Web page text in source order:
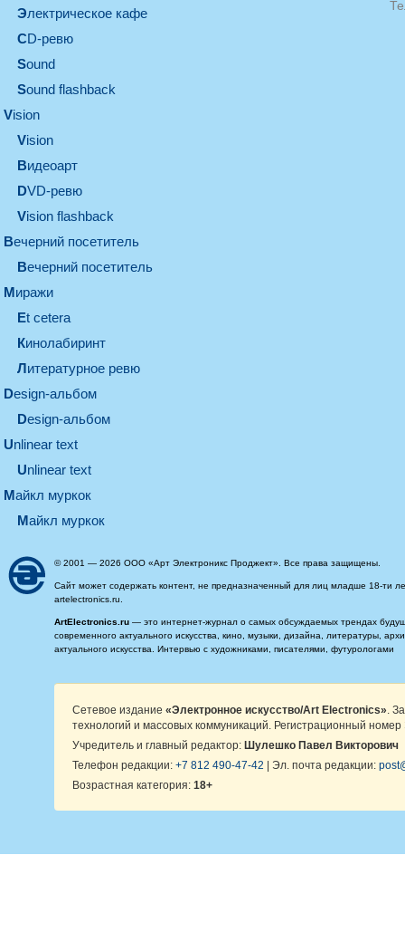
электрическое кафе
CD-ревю
sound
Sound flashback
vision
vision
видеоарт
DVD-ревю
Vision flashback
вечерний посетитель
вечерний посетитель
миражи
et cetera
кинолабиринт
литературное ревю
design-альбом
design-альбом
unlinear text
Unlinear text
майкл муркок
майкл муркок
© 2001 — 2026 ООО «Арт Электроникс Проджект». Все права защищены.
Сайт может содержать контент, не предназначенный для лиц младше 18-ти
artelectronics.ru.
ArtElectronics.ru — это интернет-журнал о самых обсуждаемых трендах
современного актуального искусства, кино, музыки, дизайна, литературы,
актуального искусства. Интервью с художниками, писателями, футурологами
Сетевое издание «Электронное искусство/Art Electronics» .
технологий и массовых коммуникаций. Регистрационный
Учредитель и главный редактор: Шулешко Павел Викторович
Телефон редакции: +7 812 490-47-42 | Эл. почта редакции:
Возрастная категория: 18+